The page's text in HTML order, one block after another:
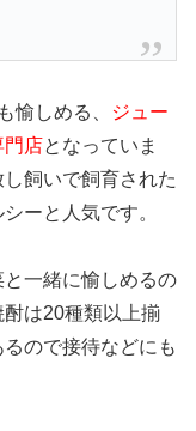
愉しめる、
ジュー
門店となっていま
飼いで飼育された
ーと人気です。
一緒に愉しめるの
は20種類以上揃
ので接待などにも